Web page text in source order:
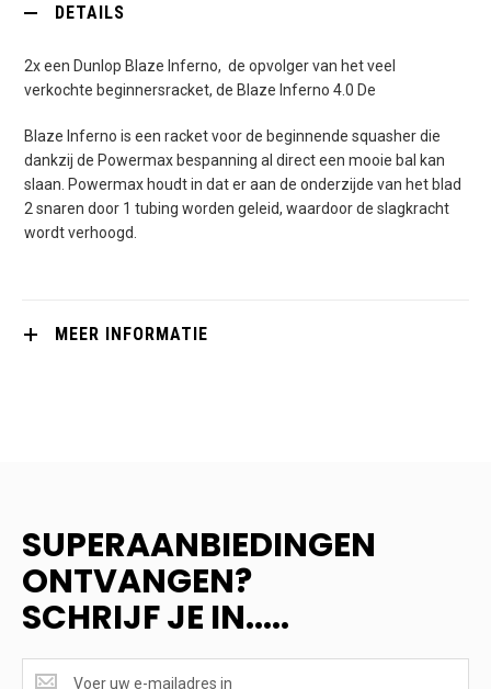
DETAILS
2x een Dunlop Blaze Inferno, de opvolger van het veel
verkochte beginnersracket, de Blaze Inferno 4.0 De
Blaze Inferno is een racket voor de beginnende squasher die
dankzij de Powermax bespanning al direct een mooie bal kan
slaan. Powermax houdt in dat er aan de onderzijde van het blad
2 snaren door 1 tubing worden geleid, waardoor de slagkracht
wordt verhoogd.
MEER INFORMATIE
SUPERAANBIEDINGEN
ONTVANGEN?
SCHRIJF JE IN.....